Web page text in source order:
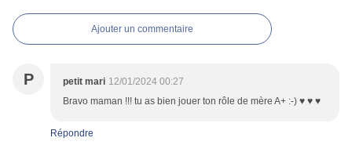
Ajouter un commentaire
P petit mari 12/01/2024 00:27
Bravo maman !!! tu as bien jouer ton rôle de mère A+ :-) ♥ ♥ ♥
Répondre